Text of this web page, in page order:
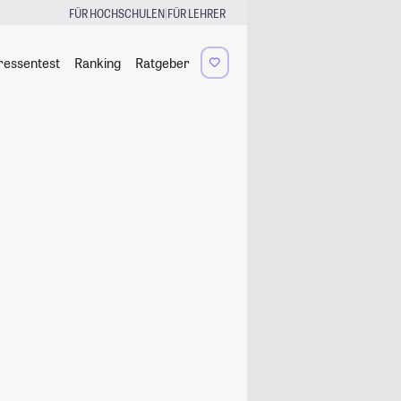
FÜR HOCHSCHULEN|FÜR LEHRER
Ranking Ratgeber